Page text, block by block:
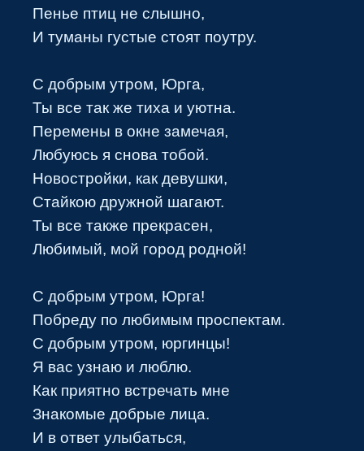
Пенье птиц не слышно,
И туманы густые стоят поутру.
С добрым утром, Юрга,
Ты все так же тиха и уютна.
Перемены в окне замечая,
Любуюсь я снова тобой.
Новостройки, как девушки,
Стайкою дружной шагают.
Ты все также прекрасен,
Любимый, мой город родной!
С добрым утром, Юрга!
Побреду по любимым проспектам.
С добрым утром, юргинцы!
Я вас узнаю и люблю.
Как приятно встречать мне
Знакомые добрые лица.
И в ответ улыбаться,